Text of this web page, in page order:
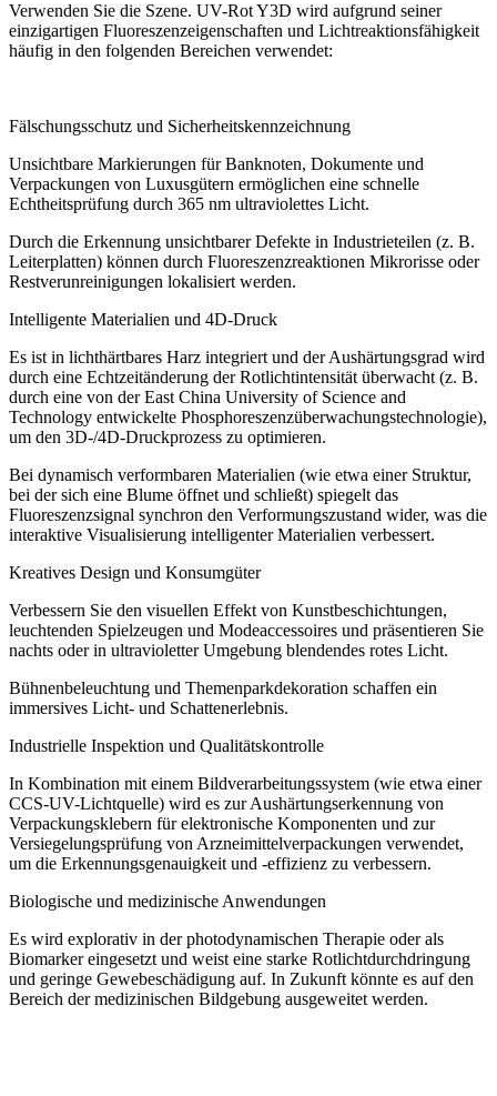
Verwenden Sie die Szene. UV-Rot Y3D wird aufgrund seiner
einzigartigen Fluoreszenzeigenschaften und Lichtreaktionsfähigkeit
häufig in den folgenden Bereichen verwendet:
Fälschungsschutz und Sicherheitskennzeichnung
Unsichtbare Markierungen für Banknoten, Dokumente und
Verpackungen von Luxusgütern ermöglichen eine schnelle
Echtheitsprüfung durch 365 nm ultraviolettes Licht.
Durch die Erkennung unsichtbarer Defekte in Industrieteilen (z. B.
Leiterplatten) können durch Fluoreszenzreaktionen Mikrorisse oder
Restverunreinigungen lokalisiert werden.
Intelligente Materialien und 4D-Druck
Es ist in lichthärtbares Harz integriert und der Aushärtungsgrad wird
durch eine Echtzeitänderung der Rotlichtintensität überwacht (z. B.
durch eine von der East China University of Science and
Technology entwickelte Phosphoreszenzüberwachungstechnologie),
um den 3D-/4D-Druckprozess zu optimieren.
Bei dynamisch verformbaren Materialien (wie etwa einer Struktur,
bei der sich eine Blume öffnet und schließt) spiegelt das
Fluoreszenzsignal synchron den Verformungszustand wider, was die
interaktive Visualisierung intelligenter Materialien verbessert.
Kreatives Design und Konsumgüter
Verbessern Sie den visuellen Effekt von Kunstbeschichtungen,
leuchtenden Spielzeugen und Modeaccessoires und präsentieren Sie
nachts oder in ultravioletter Umgebung blendendes rotes Licht.
Bühnenbeleuchtung und Themenparkdekoration schaffen ein
immersives Licht- und Schattenerlebnis.
Industrielle Inspektion und Qualitätskontrolle
In Kombination mit einem Bildverarbeitungssystem (wie etwa einer
CCS-UV-Lichtquelle) wird es zur Aushärtungserkennung von
Verpackungsklebern für elektronische Komponenten und zur
Versiegelungsprüfung von Arzneimittelverpackungen verwendet,
um die Erkennungsgenauigkeit und -effizienz zu verbessern.
Biologische und medizinische Anwendungen
Es wird explorativ in der photodynamischen Therapie oder als
Biomarker eingesetzt und weist eine starke Rotlichtdurchdringung
und geringe Gewebeschädigung auf. In Zukunft könnte es auf den
Bereich der medizinischen Bildgebung ausgeweitet werden.